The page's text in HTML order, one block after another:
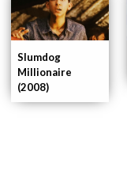
Slumdog
Millionaire
(2008)